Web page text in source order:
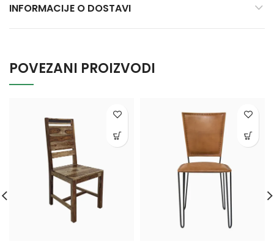
INFORMACIJE O DOSTAVI
POVEZANI PROIZVODI